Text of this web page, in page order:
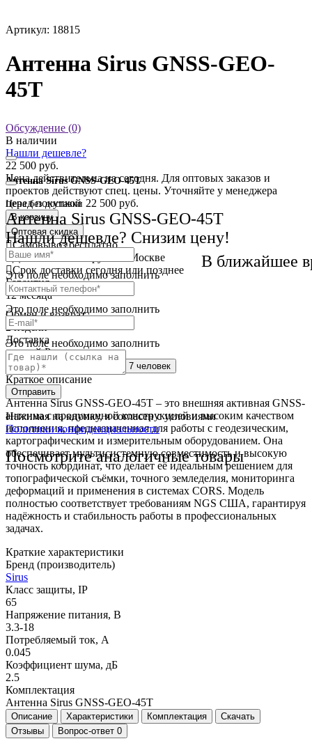
Артикул: 18815
Антенна Sirus GNSS-GEO-
45T
Обсуждение (0)
Антенна Sirus GNSS-GEO-45T
Цена без доставки 22 500 руб.
Антенна Sirus GNSS-GEO-45T
Нашли дешевле? Снизим цену!
Это поле необходимо заполнить
Это поле необходимо заполнить
Это поле необходимо заполнить
Отправить
Нажимая на кнопку, я согласен с условиями
Политики конфиденциальности
Посмотрите аналогичные товары
В наличии
Нашли дешевле?
В ближайшее
22 500 руб.
Цена действительна на сегодня. Для оптовых заказов и
проектов действуют спец. цены. Уточняйте у менеджера
перед покупкой
В корзину
Оптовая скидка
Самовывоз бесплатно
Доставка
от 250 руб. по Москве
Cрок доставки сегодня или позднее
Гарантия
12 месяца
Обмен и возврат
2 недели
Доставка
по всей России
Сейчас этот товар смотрят 7 человек
Краткое описание
Антенна Sirus GNSS-GEO-45T – это внешняя активная GNSS-
антенна с продуманной конструкцией и высоким качеством
исполнения, предназначенная для работы с геодезическим,
картографическим и измерительным оборудованием. Она
обеспечивает мультисистемную совместимость и высокую
точность координат, что делает её идеальным решением для
топографической съёмки, точного земледелия, мониторинга
деформаций и применения в системах CORS. Модель
полностью соответствует требованиям NGS США, гарантируя
надёжность и стабильность работы в профессиональных
задачах.
Краткие характеристики
Бренд (производитель)
Sirus
Класс защиты, IP
65
Напряжение питания, В
3.3-18
Потребляемый ток, А
0.045
Коэффициент шума, дБ
2.5
Комплектация
Антенна Sirus GNSS-GEO-45T
Описание Характеристики Комплектация
Скачать
Отзывы
Вопрос-ответ 0